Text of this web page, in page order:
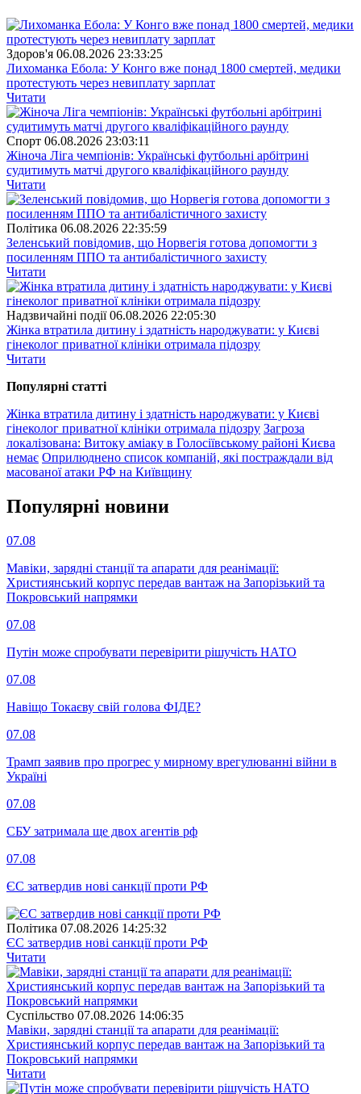
Здоров'я 06.08.2026 23:33:25
Лихоманка Ебола: У Конго вже понад 1800 смертей, медики
протестують через невиплату зарплат
Читати
Спорт 06.08.2026 23:03:11
Жіноча Ліга чемпіонів: Українські футбольні арбітрині
судитимуть матчі другого кваліфікаційного раунду
Читати
Полiтика 06.08.2026 22:35:59
Зеленський повідомив, що Норвегія готова допомогти з
посиленням ППО та антибалістичного захисту
Читати
Надзвичайні події 06.08.2026 22:05:30
Жінка втратила дитину і здатність народжувати: у Києві
гінеколог приватної клініки отримала підозру
Читати
Популярнi статтi
Жінка втратила дитину і здатність народжувати: у Києві
гінеколог приватної клініки отримала підозру Загроза
локалізована: Витоку аміаку в Голосіївському районі Києва
немає Оприлюднено список компаній, які постраждали від
масованої атаки РФ на Київщину
Популярнi новини
07.08
Мавіки, зарядні станції та апарати для реанімації:
Християнський корпус передав вантаж на Запорізький та
Покровський напрямки
07.08
Путін може спробувати перевірити рішучість НАТО
07.08
Навіщо Токаєву свій голова ФІДЕ?
07.08
Трамп заявив про прогрес у мирному врегулюванні війни в
Україні
07.08
СБУ затримала ще двох агентів рф
07.08
ЄС затвердив нові санкції проти РФ
Полiтика 07.08.2026 14:25:32
ЄС затвердив нові санкції проти РФ
Читати
Суспiльство 07.08.2026 14:06:35
Мавіки, зарядні станції та апарати для реанімації:
Християнський корпус передав вантаж на Запорізький та
Покровський напрямки
Читати